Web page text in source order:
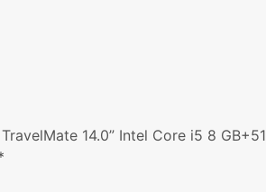
14.0” Intel Core i5 8